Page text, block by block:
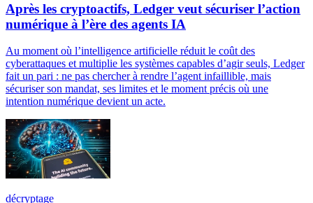
Après les cryptoactifs, Ledger veut sécuriser l’action
numérique à l’ère des agents IA
Au moment où l’intelligence artificielle réduit le coût des
cyberattaques et multiplie les systèmes capables d’agir seuls, Ledger
fait un pari : ne pas chercher à rendre l’agent infaillible, mais
sécuriser son mandat, ses limites et le moment précis où une
intention numérique devient un acte.
décryptage